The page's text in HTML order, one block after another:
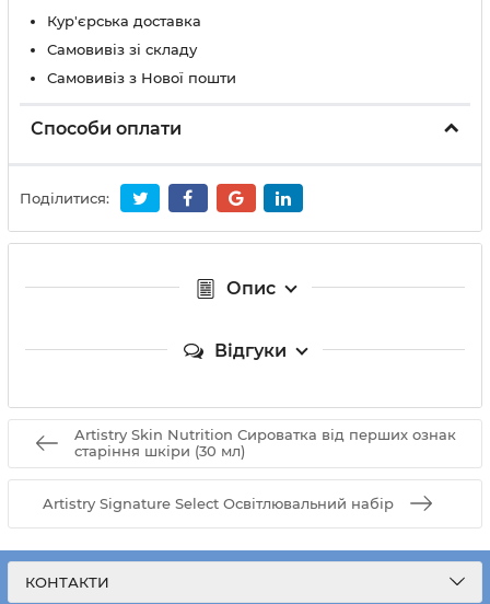
Кур'єрська доставка
Самовивіз зі складу
Самовивіз з Нової пошти
Способи оплати
Поділитися:
Опис
Відгуки
Artistry Skin Nutrition Сироватка від перших ознак
старіння шкіри (30 мл)
Artistry Signature Select Освітлювальний набір
КОНТАКТИ